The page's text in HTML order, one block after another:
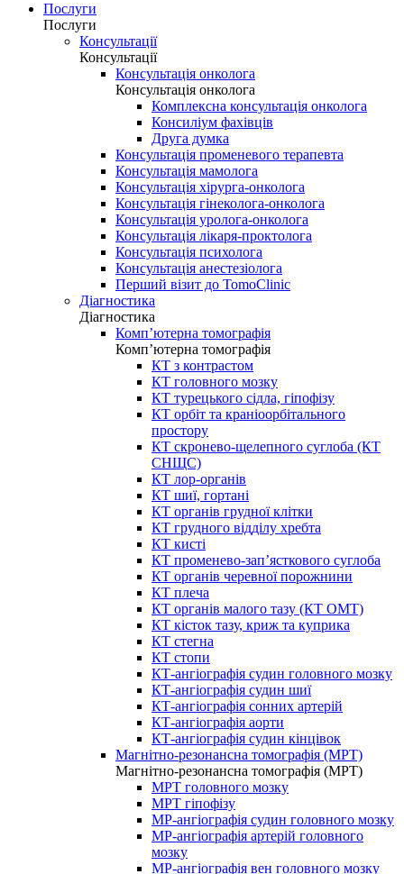
Послуги
Послуги
Консультації
Консультації
Консультація онколога
Консультація онколога
Комплексна консультація онколога
Консиліум фахівців
Друга думка
Консультація променевого терапевта
Консультація мамолога
Консультація хірурга-онколога
Консультація гінеколога-онколога
Консультація уролога-онколога
Консультація лікаря-проктолога
Консультація психолога
Консультація анестезіолога
Перший візит до TomoClinic
Діагностика
Діагностика
Комп’ютерна томографія
Комп’ютерна томографія
КТ з контрастом
КТ головного мозку
КТ турецького сідла, гіпофізу
КТ орбіт та краніоорбітального
простору
КТ скронево-щелепного суглоба (КТ
СНЩС)
КТ лор-органів
КТ шиї, гортані
КТ органів грудної клітки
КТ грудного відділу хребта
КТ кисті
КТ променево-зап’ясткового суглоба
КТ органів черевної порожнини
КТ плеча
КТ органів малого тазу (КТ ОМТ)
КТ кісток тазу, криж та куприка
КТ стегна
КТ стопи
КТ-ангіографія судин головного мозку
КТ-ангіографія судин шиї
КТ-ангіографія сонних артерій
КТ-ангіографія аорти
КТ-ангіографія судин кінцівок
Магнітно-резонансна томографія (МРТ)
Магнітно-резонансна томографія (МРТ)
МРТ головного мозку
МРТ гіпофізу
МР-ангіографія судин головного мозку
МР-ангіографія артерій головного
мозку
МР-ангіографія вен головного мозку